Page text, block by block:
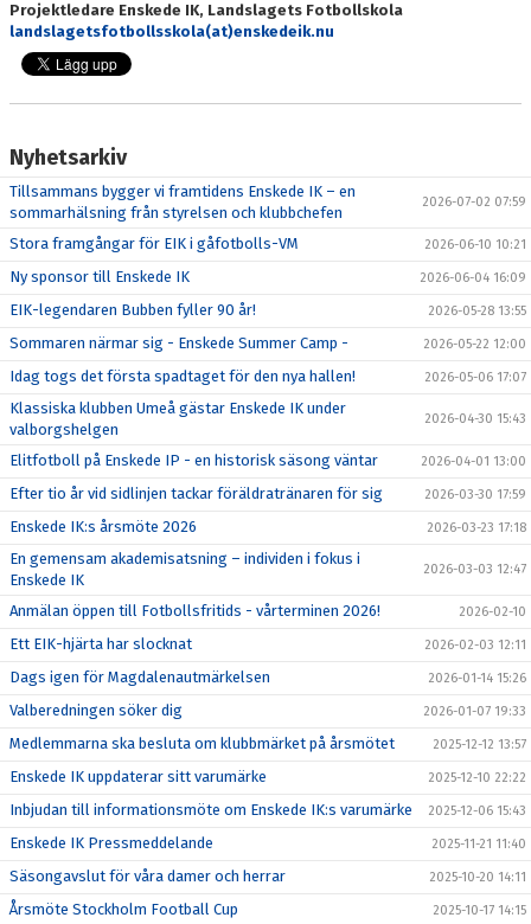
Projektledare Enskede IK, Landslagets Fotbollskola
landslagetsfotbollsskola(at)enskedeik.nu
Nyhetsarkiv
Tillsammans bygger vi framtidens Enskede IK – en
sommarhälsning från styrelsen och klubbchefen
2026-07-02 07:59
Stora framgångar för EIK i gåfotbolls-VM 2026-06-10 10:21
Ny sponsor till Enskede IK 2026-06-04 16:09
EIK-legendaren Bubben fyller 90 år! 2026-05-28 13:55
Sommaren närmar sig - Enskede Summer Camp - 2026-05-22 12:00
Idag togs det första spadtaget för den nya hallen! 2026-05-06 17:07
Klassiska klubben Umeå gästar Enskede IK under
valborgshelgen
2026-04-30 15:43
Elitfotboll på Enskede IP - en historisk säsong väntar 2026-04-01 13:00
Efter tio år vid sidlinjen tackar föräldratränaren för sig 2026-03-30 17:59
Enskede IK:s årsmöte 2026 2026-03-23 17:18
En gemensam akademisatsning – individen i fokus i
Enskede IK
2026-03-03 12:47
Anmälan öppen till Fotbollsfritids - vårterminen 2026! 2026-02-10
Ett EIK-hjärta har slocknat 2026-02-03 12:11
Dags igen för Magdalenautmärkelsen 2026-01-14 15:26
Valberedningen söker dig 2026-01-07 19:33
Medlemmarna ska besluta om klubbmärket på årsmötet 2025-12-12 13:57
Enskede IK uppdaterar sitt varumärke 2025-12-10 22:22
Inbjudan till informationsmöte om Enskede IK:s varumärke 2025-12-06 15:43
Enskede IK Pressmeddelande 2025-11-21 11:40
Säsongavslut för våra damer och herrar 2025-10-20 14:11
Årsmöte Stockholm Football Cup 2025-10-17 14:15